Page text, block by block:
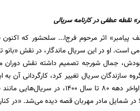
نقطه عطفی در کارنامه سریالی
پیامبر» اثر مرحوم فرج‌ا... سلحشور که
است. او در این سریال ماندگار، در نقش
جمال شورجه تصمیم داشته نقش دوران
سازندگان سریال تغییر کرد، کارگردانی آن
معصومی از اواخر دهه 80 تا
در شمایل مادر مهربان قصه دیده می‌شد. «در